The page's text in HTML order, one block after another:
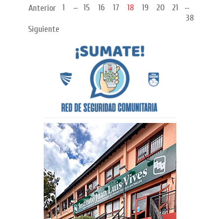
Anterior 1 ... 15 16 17 18 19 20 21
...
38
Siguiente